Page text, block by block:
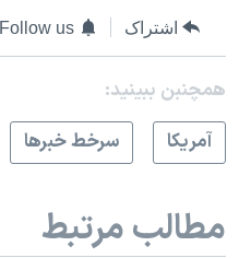
اشتراک Follow us
همچنبن ببینید:
آمريکا
سرخط خبرها
مطالب مرتبط